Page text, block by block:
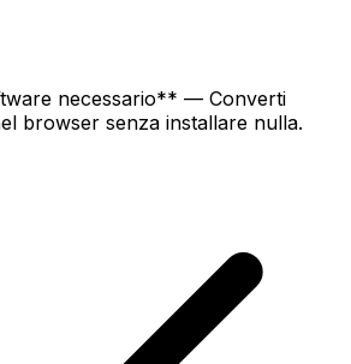
necessario** — Converti
browser senza installare nulla.